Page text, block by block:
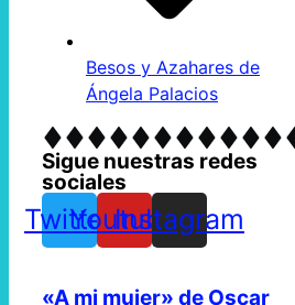
Besos y Azahares de
Ángela Palacios
Sigue nuestras redes
sociales
TwitterYoutube
Instagram
«A mi mujer» de Oscar